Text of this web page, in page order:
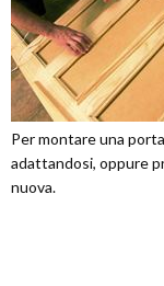
Per montare una
adattandosi, oppure
nuova.